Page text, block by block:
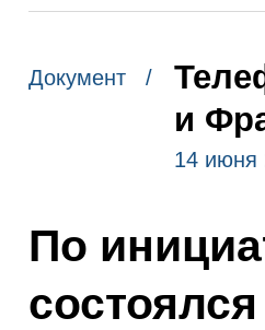
Документ /
и
14 июня
По